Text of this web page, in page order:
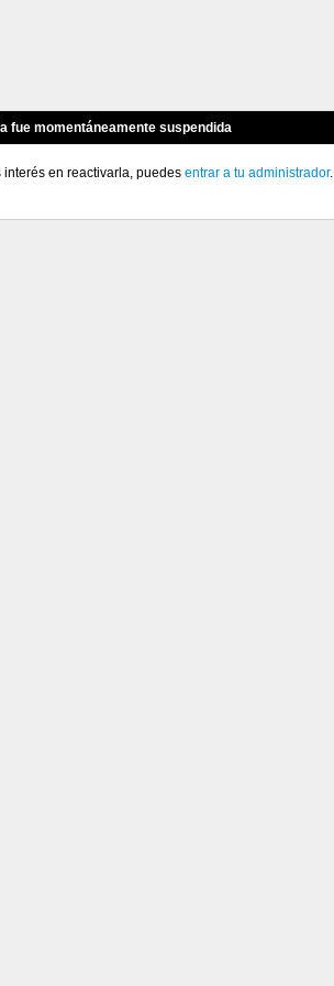
fue momentáneamente suspendida
en reactivarla, puedes entrar a tu administrador.